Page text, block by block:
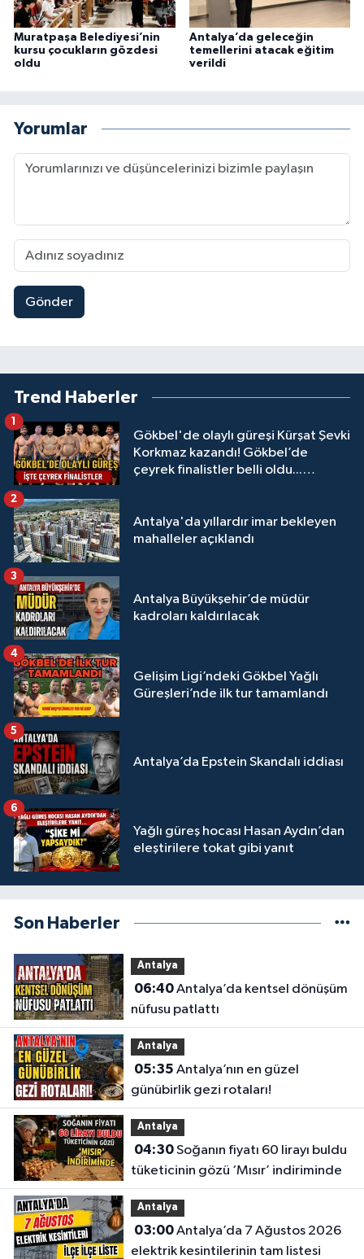
Muratpaşa Belediyesi’nin
kursu çocukların gözdesi
oldu
Antalya’da geleceğin
temellerini atacak eğitim
verildi
Yorumlar
Gönder
Trend Haberler
Gökbel'de olaylı güreşi Kürşat Şevki
Korkmaz kazandı! Gökbel’de
çeyrek finalistler belli oldu...
1
Antalya'da yıllardır imar bekleyen
mahalleler açıklandı
2
Antalya Büyükşehir’de müdür
kadroları kaldırılacak
3
Gelişim Ligi’ndeki Gökbel Yağlı
Güreşleri’nde ilk tur tamamlandı
4
Antalya’da Epstein Skandalı iddiası
5
Yağlı güreş hocası Hasan Aydın’dan
eleştirilere tokat gibi yanıt
6
Son Haberler
Antalya
06:40Antalya’da kentsel dönüşüm
nüfusu patlattı
Antalya
05:35
günübirlik gezi rotaları!
Antalya
04:30Soğanın fiyatı 60 lirayı buldu
tüketicinin gözü ‘Mısır’ indiriminde
Antalya
03:00Antalya’da 7 Ağustos 2026
elektrik kesintilerinin tam listesi